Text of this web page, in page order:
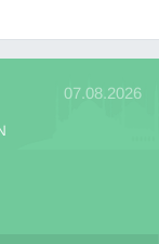
07.08.2026